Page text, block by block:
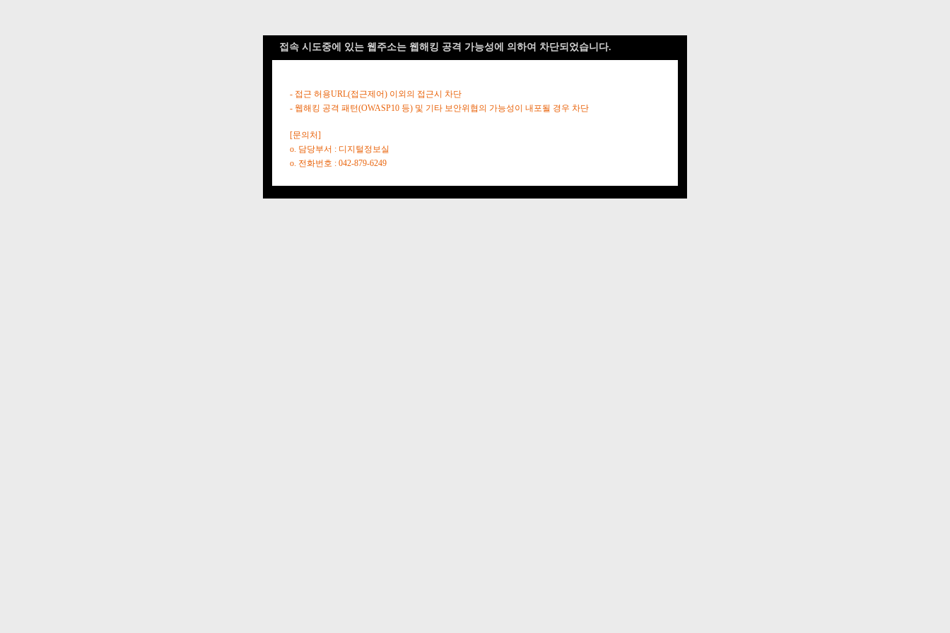
접속 시도중에 있는 웹주소는 웹해킹 공격 가능성에 의하여 차단되었습니다.
- 접근 허용URL(접근제어) 이외의 접근시 차단
- 웹해킹 공격 패턴(OWASP10 등) 및 기타 보안위협의 가능성이 내포될 경우 차단
[문의처]
o. 담당부서 : 디지털정보실
o. 전화번호 : 042-879-6249